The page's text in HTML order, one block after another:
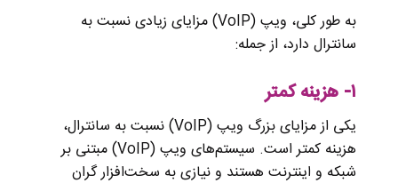
به طور کلی، ویپ (VoIP) مزایای زیادی نسبت به
سانترال دارد، از جمله:
۱- هزینه کمتر
یکی از مزایای بزرگ ویپ (VoIP) نسبت به سانترال،
هزینه کمتر است. سیستم‌های ویپ (VoIP) مبتنی بر
شبکه و اینترنت هستند و نیازی به سخت‌افزار گران‌